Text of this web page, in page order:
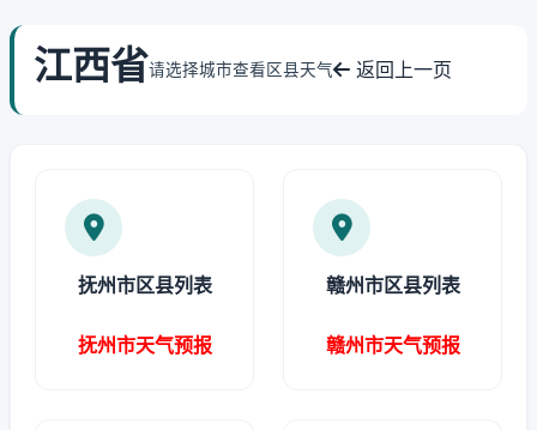
江西省请选择城市查看区县天气 返回上一页
抚州市区县列表
抚州市天气预报
赣州市区县列表
赣州市天气预报